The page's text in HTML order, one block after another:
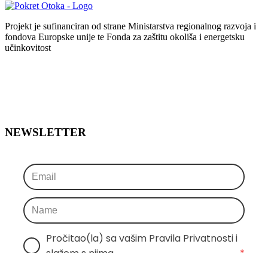
Projekt je sufinanciran od strane Ministarstva regionalnog razvoja i
fondova Europske unije te Fonda za zaštitu okoliša i energetsku
učinkovitost
NEWSLETTER
Pročitao(la) sa vašim Pravila Privatnosti i